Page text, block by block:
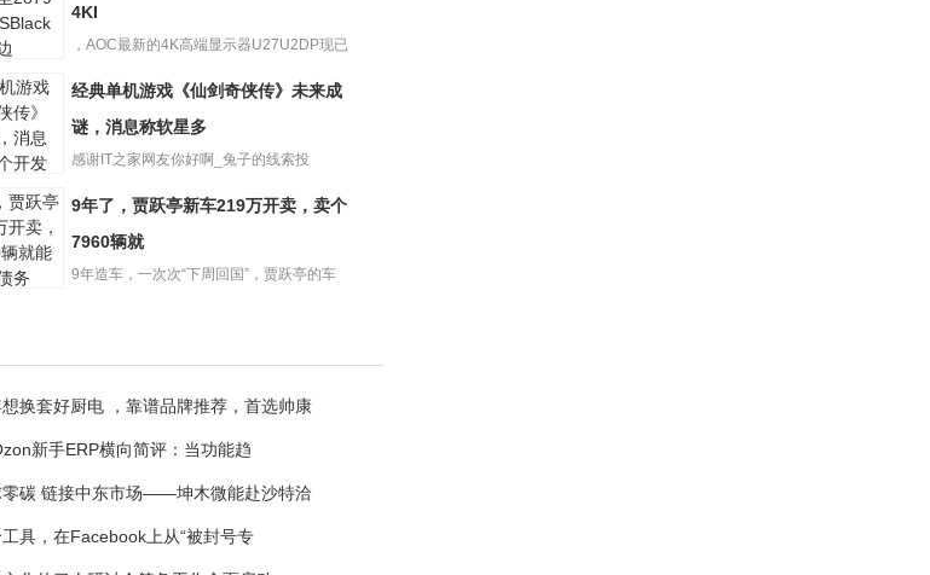
显
4KI
，AOC最新的4K高端显示器U27U2DP现已
戏
传》
消息
经典单机游戏《仙剑奇侠传》未来成
谜，消息称软星多
感谢IT之家网友你好啊_兔子的线索投
9年了，贾跃亭新车219万开卖，卖个
7960辆就
9年造车，一次次“下周回国”，贾跃亭的车
换套好厨电 ，靠谱品牌推荐，首选帅康
新手ERP横向简评：当功能趋
零碳 链接中东市场——坤木微能赴沙特洽
具，在Facebook上从“被封号专